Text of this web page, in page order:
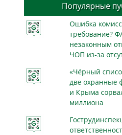
Популярные
Ошибка
требование?
незаконным
ЧОП из-за
«Чёрный
две охранные
и Крыма
миллиона